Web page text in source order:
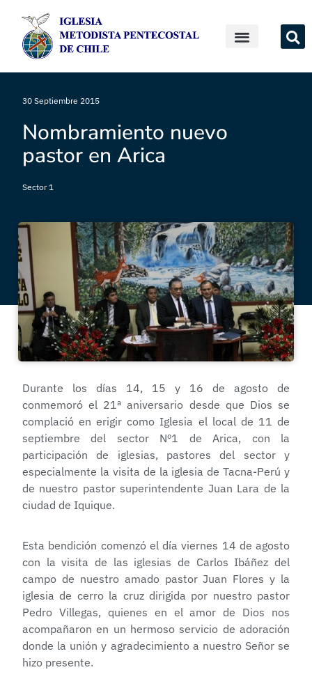
30 Septiembre 2015
Nombramiento nuevo
pastor en Arica
Sector 1
Durante los días 14, 15 y 16 de agosto de
conmemoró el 21ª aniversario desde que Dios se
complació en erigir como Iglesia el local de 11 de
septiembre del sector Nº1 de Arica, con la
participación de iglesias, pastores del sector y
especialmente la visita de la iglesia de Tacna-Perú y
de nuestro pastor superintendente Juan Lara de la
ciudad de Iquique.
Esta bendición comenzó el día viernes 14 de agosto
con la visita de las iglesias de Carlos Ibáñez del
campo de nuestro amado pastor Juan Flores y la
iglesia de cerro la cruz dirigida por nuestro pastor
Pedro Villegas, quienes en el amor de Dios nos
acompañaron en un hermoso servicio de adoración
donde la unión y agradecimiento a nuestro Señor se
hizo presente.